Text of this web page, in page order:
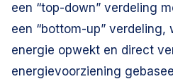
een “top-down” verdeling
een “bottom-up” verdeling,
energie opwekt en direct
energievoorziening